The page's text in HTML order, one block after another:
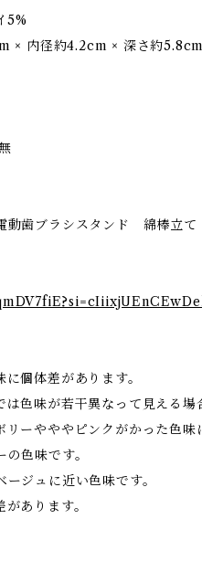
5%
× 内径約4.2cm × 深さ約
歯ブラシスタンド 綿棒立て
個体差があります。
は色味が若干異なって見える場
リーやややピンクがかった色
色味です。
ジュに近い色味です。
あります。